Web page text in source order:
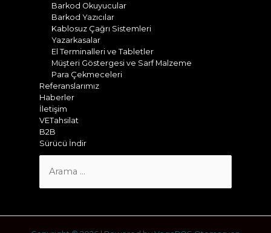
Barkod Okuyucular
Barkod Yazıcılar
Kablosuz Çağrı Sistemleri
Yazarkasalar
El Terminalleri ve Tabletler
Müşteri Göstergesi ve Sarf Malzeme
Para Çekmeceleri
Referanslarımız
Haberler
İletişim
VETahsilat
B2B
Sürücü İndir